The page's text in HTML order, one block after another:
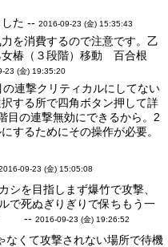
した --2016-09-23 (金) 15:35:43
を消費するので注意です。乙
女椿（３段階）移動 百合根
23 (金) 19:35:20
連撃クリティカルにしてない
する所で四角ボタン押して詳
目の連撃無効にできるから。2
するためにその操作が必要。
09-23 (金) 15:05:08
シを目指しまず爆竹で攻撃、
で死ぬぎりぎりで保ちもう一
す --2016-09-23 (金) 19:26:52
なくて攻撃されない場所で待機